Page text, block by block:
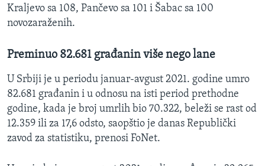
Kraljevo sa 108, Pančevo sa 101 i Šabac sa 100
novozaraženih.
Preminuo 82.681 građanin više nego lane
U Srbiji je u periodu januar-avgust 2021. godine umro
82.681 građanin i u odnosu na isti period prethodne
godine, kada je broj umrlih bio 70.322, beleži se rast od
12.359 ili za 17,6 odsto, saopštio je danas Republički
zavod za statistiku, prenosi FoNet.